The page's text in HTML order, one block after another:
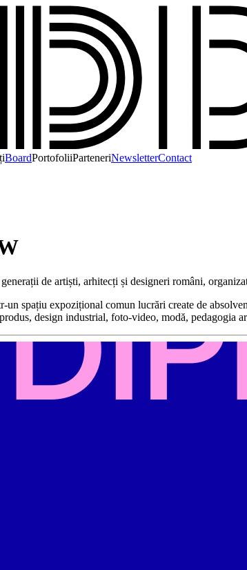
BoardPortofoliiParteneriNewsletterContact
de artiști, arhitecți și designeri români,
spațiu expozițional comun lucrări create de
design industrial, foto-video, modă, pedagogia